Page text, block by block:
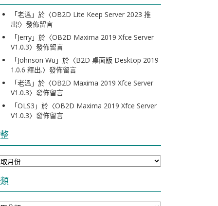
「老溫 」於〈OB2D Lite Keep Server 2023 推
出!〉發佈留言
「Jerry」於〈OB2D Maxima 2019 Xfce Server
V1.0.3〉發佈留言
「Johnson Wu 」於〈B2D 桌面版 Desktop 2019
1.0.6 釋出.〉發佈留言
「老溫 」於〈OB2D Maxima 2019 Xfce Server
V1.0.3〉發佈留言
「OLS3 」於〈OB2D Maxima 2019 Xfce Server
V1.0.3〉發佈留言